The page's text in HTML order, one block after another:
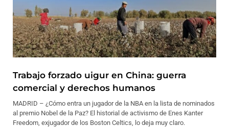
Trabajo forzado uigur en China: guerra
comercial y derechos humanos
MADRID – ¿Cómo entra un jugador de la NBA en la lista de nominados
al premio Nobel de la Paz? El historial de activismo de Enes Kanter
Freedom, exjugador de los Boston Celtics, lo deja muy claro.